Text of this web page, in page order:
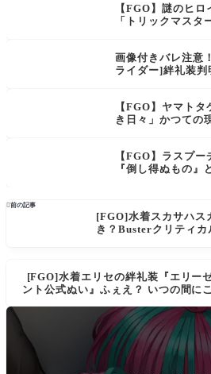
【FGO】謎のヒ
「トリックマスタ
画像付きバレ注意
ライダー]絆礼装
【FGO】ヤマト
き日々」かつての
【FGO】ラスプ
『倒し得ぬもの』
前の記事
[FGO]水着スカサハス
き？Busterクリティカ
[FGO]水着エリセの絆礼装『エリー
ント公式ぬい』ふぇえ？ いつの間に